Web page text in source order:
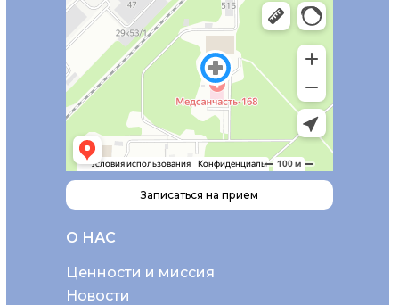
О НАС
Ценности и миссия
Новости
Записаться на прием